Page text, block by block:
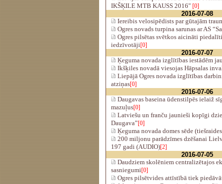
IKŠĶILE MTB KAUSS 2016" [0]
2016-07-08
Iereibis velosipēdists par gūtajām
Ogres novads turpina sarunas ar AS
Ogres pilsētas svētkos aicināti
iedzīvotāji[0]
2016-07-07
Ķeguma novada izglītības iestādēm
Ikšķiles novadā viesojas Hāpsalas
Liepājā Ogres novada izglītības
atziņas[0]
2016-07-06
Daugavas baseina ūdenstilpēs ielaiž
mazuļus[0]
Latviešu un franču jaunieši kopīgi
Daugava”[0]
Ķeguma novada domes sēde
200 miljonu parādzīmes dzēšanai
197 gadi (AUDIO)[2]
2016-07-05
Daudziem skolēniem centralizētajos
sasniegumi[0]
Ogres pilsētvides attīstībā tiek